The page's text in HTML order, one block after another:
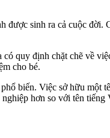
được sinh ra cả cuộc đời.
quy định chặt chẽ về
cho bé.
biến. Việc sở hữu một
hơn so với tên